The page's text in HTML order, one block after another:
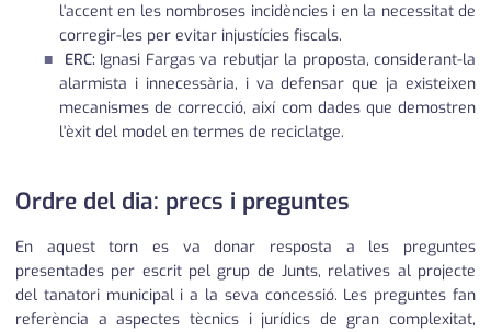
l'accent en les nombroses incidències i en la necessitat de
corregir-les per evitar injustícies fiscals.
ERC:Ignasi Fargas va rebutjar la proposta, considerant-la
alarmista i innecessària, i va defensar que ja existeixen
mecanismes de correcció, així com dades que demostren
l'èxit del model en termes de reciclatge.
Ordre del dia: precs i preguntes
En aquest torn es va donar resposta a les preguntes
presentades per escrit pel grup de Junts, relatives al projecte
del tanatori municipal i a la seva concessió. Les preguntes fan
referència a aspectes tècnics i jurídics de gran complexitat,